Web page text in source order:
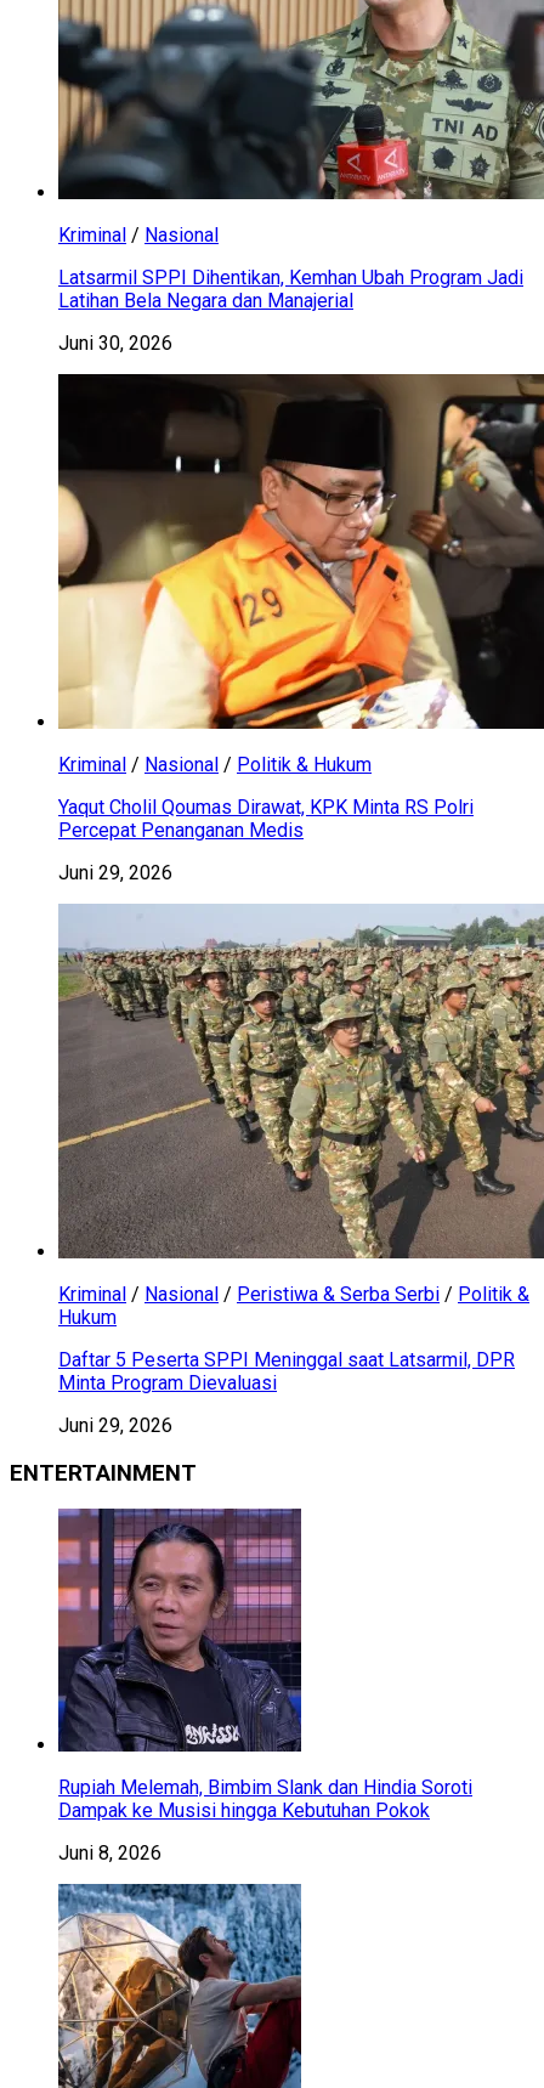
Kriminal / Nasional
Latsarmil SPPI Dihentikan, Kemhan Ubah Program Jadi
Latihan Bela Negara dan Manajerial
Juni 30, 2026
Kriminal / Nasional / Politik & Hukum
Yaqut Cholil Qoumas Dirawat, KPK Minta RS Polri
Percepat Penanganan Medis
Juni 29, 2026
Kriminal / Nasional / Peristiwa & Serba Serbi / Politik &
Hukum
Daftar 5 Peserta SPPI Meninggal saat Latsarmil, DPR
Minta Program Dievaluasi
Juni 29, 2026
ENTERTAINMENT
Rupiah Melemah, Bimbim Slank dan Hindia Soroti
Dampak ke Musisi hingga Kebutuhan Pokok
Juni 8, 2026